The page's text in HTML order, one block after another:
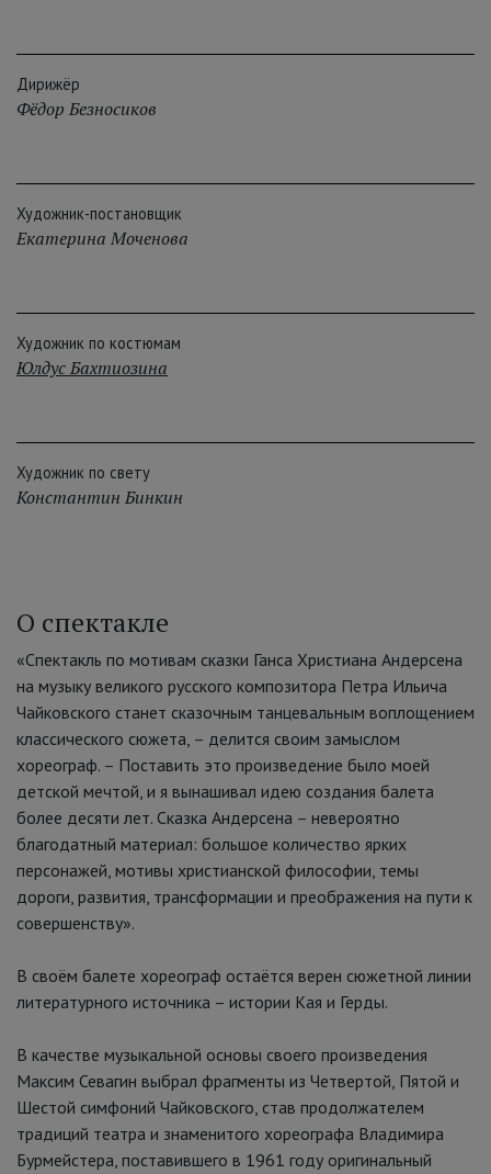
Дирижёр
Фёдор Безносиков
Художник-постановщик
Екатерина Моченова
Художник по костюмам
Юлдус Бахтиозина
Художник по свету
Константин Бинкин
О спектакле
«Спектакль по мотивам сказки Ганса Христиана Андерсена
на музыку великого русского композитора Петра Ильича
Чайковского станет сказочным танцевальным воплощением
классического сюжета, – делится своим замыслом
хореограф. – Поставить это произведение было моей
детской мечтой, и я вынашивал идею создания балета
более десяти лет. Сказка Андерсена – невероятно
благодатный материал: большое количество ярких
персонажей, мотивы христианской философии, темы
дороги, развития, трансформации и преображения на пути к
совершенству».
В своём балете хореограф остаётся верен сюжетной линии
литературного источника – истории Кая и Герды.
В качестве музыкальной основы своего произведения
Максим Севагин выбрал фрагменты из Четвертой, Пятой и
Шестой симфоний Чайковского, став продолжателем
традиций театра и знаменитого хореографа Владимира
Бурмейстера, поставившего в 1961 году оригинальный